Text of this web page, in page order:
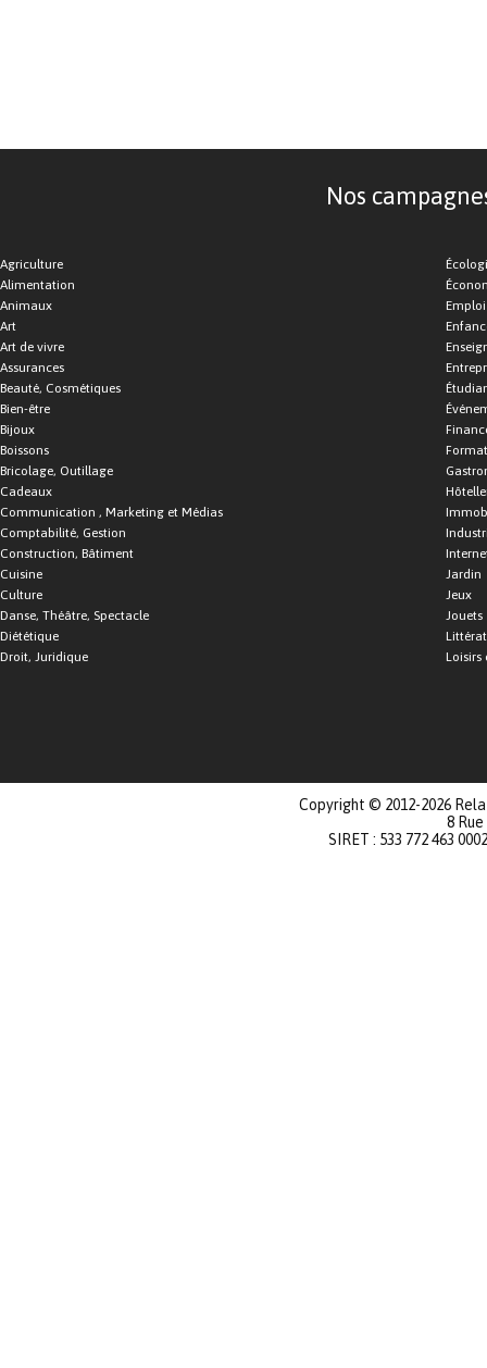
Nos
Agriculture
Alimentation
Animaux
Art
Art de vivre
Assurances
Beauté, Cosmétiques
Bien-être
Bijoux
Boissons
Bricolage, Outillage
Cadeaux
Communication , Marketing et Médias
Comptabilité, Gestion
Construction, Bâtiment
Cuisine
Culture
Danse, Théâtre, Spectacle
Diététique
Droit, Juridique
Emploi
Jardin
Jeux
Jouets
Loisirs
Copyright © 2012-2026
8
SIRET : 533 772 463